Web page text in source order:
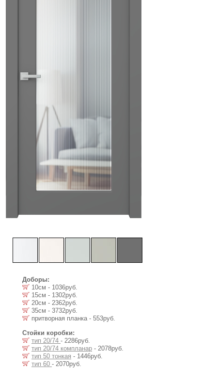
Доборы:
10см - 1036руб.
15см - 1302руб.
20см - 2362руб.
35см - 3732руб.
притворная планка - 553руб.
Стойки коробки:
тип 20/74 - 2286руб.
тип 20/74 компланар - 2078руб.
тип 50 тонкая - 1446руб.
тип 60 - 2070руб.